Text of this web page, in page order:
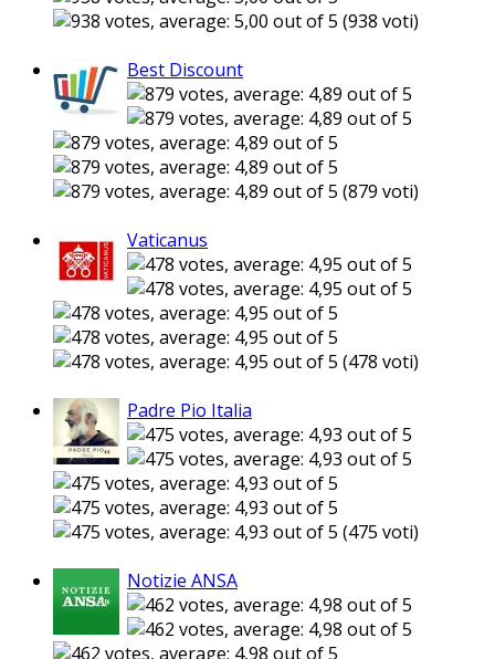
(938 voti)
Best Discount
(879 voti)
Vaticanus
(478 voti)
Padre Pio Italia
(475 voti)
Notizie ANSA